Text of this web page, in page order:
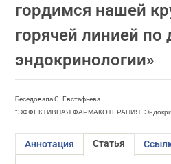
гордимся нашей
горячей линией по
эндокринологии»
Беседовала С. Евстафьева
"ЭФФЕКТИВНАЯ ФАРМАКОТЕРАПИЯ.
Аннотация Статья